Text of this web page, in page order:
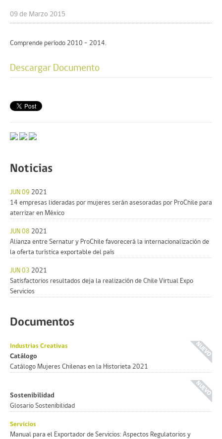
09 de Marzo 2015
Comprende período 2010 – 2014.
Descargar Documento
Noticias
JUN 09 2021
14 empresas lideradas por mujeres serán asesoradas por ProChile para
aterrizar en México
JUN 08 2021
Alianza entre Sernatur y ProChile favorecerá la internacionalización de
la oferta turística exportable del país
JUN 03 2021
Satisfactorios resultados deja la realización de Chile Virtual Expo
Servicios
Documentos
Industrias Creativas
Catálogo
Catálogo Mujeres Chilenas en la Historieta 2021
Sostenibilidad
Glosario Sostenibilidad
Servicios
Manual para el Exportador de Servicios: Aspectos Regulatorios y